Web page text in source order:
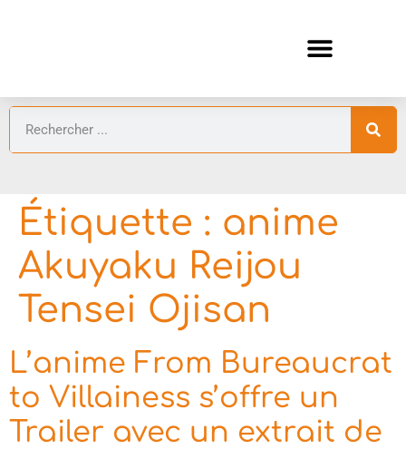
Étiquette : anime
Akuyaku Reijou
Tensei Ojisan
L’anime From Bureaucrat
to Villainess s’offre un
Trailer avec un extrait de